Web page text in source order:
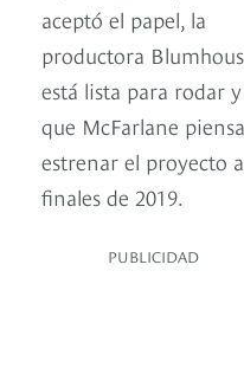
aceptó el papel, la
productora
está lista para rodar y
que McFarlane piensa
estrenar el proyecto a
finales de 2019.
PUBLICIDAD